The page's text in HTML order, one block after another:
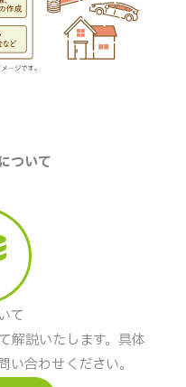
ついて
て
解説いたします。具体
合わせください。